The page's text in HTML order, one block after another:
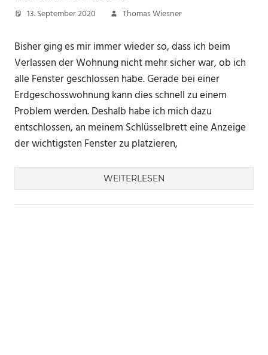
13. September 2020 Thomas Wiesner
Bisher ging es mir immer wieder so, dass ich beim
Verlassen der Wohnung nicht mehr sicher war, ob ich
alle Fenster geschlossen habe. Gerade bei einer
Erdgeschosswohnung kann dies schnell zu einem
Problem werden. Deshalb habe ich mich dazu
entschlossen, an meinem Schlüsselbrett eine Anzeige
der wichtigsten Fenster zu platzieren,
WEITERLESEN